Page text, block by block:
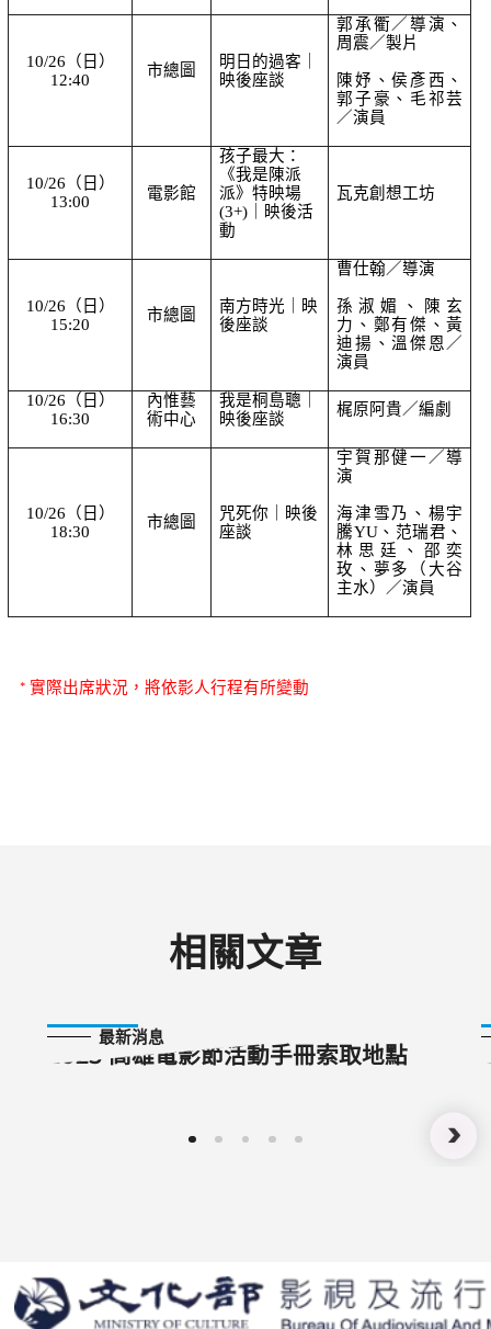
10/26（日）
12:40
市總圖
明日的過客｜
映後座談
郭承衢／導演、
周震／製片
陳妤、侯彥西、
郭子豪、毛祁芸
／演員
10/26（日）
13:00
電影館
孩子最大：
《我是陳派
派》特映場
(3+)｜映後活
動
瓦克創想工坊
10/26（日）
15:20
市總圖
南方時光｜映
後座談
曹仕翰／導演
孫淑媚、陳玄
力、鄭有傑、黃
迪揚、溫傑恩／
演員
10/26（日）
16:30
內惟藝
術中心
我是桐島聰｜
映後座談
梶原阿貴／編劇
10/26（日）
18:30
市總圖
咒死你｜映後
座談
宇賀那健一／導
演
海津雪乃、楊宇
騰YU、范瑞君、
林思廷、邵奕
玫、夢多（大谷
主水）／演員
* 實際出席狀況，將依影人行程有所變動
相關文章
最新消息
2025 高雄電影節活動手冊索取地點